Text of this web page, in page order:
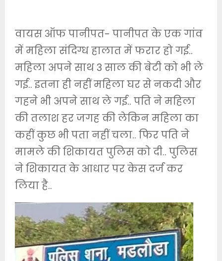
वायस ऑफ पानीपत- पानीपत के एक गांव
में महिला संदिग्ध हालात में फरार हो गई..
महिला अपने साथ 3 साल की बेटी को भी ले
गई.. इतना ही नहीं महिला घर से नकदी और
गहने भी अपने साथ ले गई.. पति ने महिला
की तलाश हर जगह की लेकिन महिला का
कहीं कुछ भी पता नहीं चला.. फिर पति ने
मामले की शिकायत पुलिस को दी.. पुलिस
ने शिकायत के आधार पर केस दर्ज कर
लिया है..